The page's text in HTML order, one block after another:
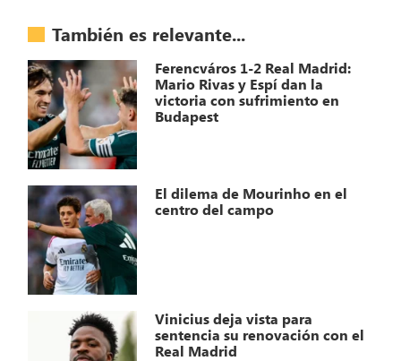
También es relevante...
Ferencváros 1-2 Real Madrid:
Mario Rivas y Espí dan la
victoria con sufrimiento en
Budapest
El dilema de Mourinho en el
centro del campo
Vinicius deja vista para
sentencia su renovación con el
Real Madrid